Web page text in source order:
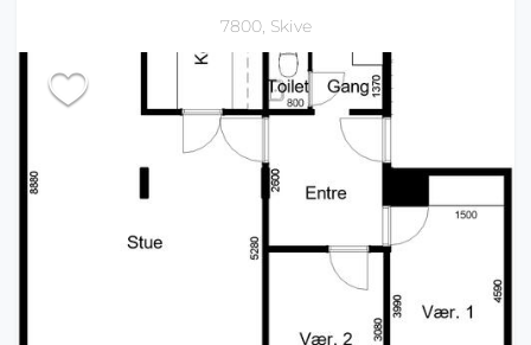
7800, Skive